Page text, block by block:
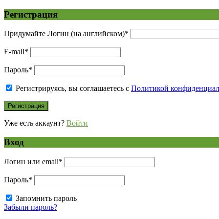
Регистрация
Придумайте Логин (на английском)*
E-mail*
Пароль*
Регистрируясь, вы соглашаетесь с Политикой
Уже есть аккаунт? Войти
Вход
Логин или email*
Пароль*
Запомнить пароль
Забыли пароль?